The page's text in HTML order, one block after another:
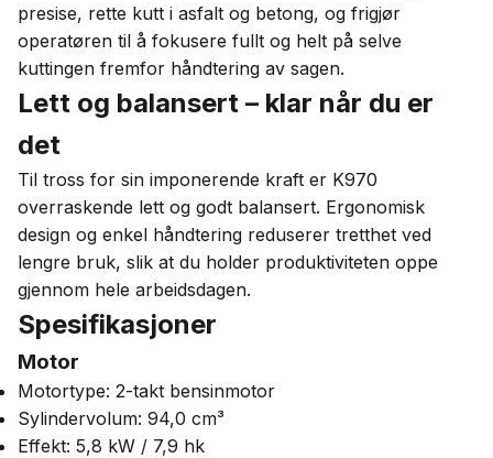
presise, rette kutt i asfalt og betong, og frigjør
operatøren til å fokusere fullt og helt på selve
kuttingen fremfor håndtering av sagen.
Lett og balansert – klar når du er
det
Til tross for sin imponerende kraft er K970
overraskende lett og godt balansert. Ergonomisk
design og enkel håndtering reduserer tretthet ved
lengre bruk, slik at du holder produktiviteten oppe
gjennom hele arbeidsdagen.
Spesifikasjoner
Motor
Motortype: 2-takt bensinmotor
Sylindervolum: 94,0 cm³
Effekt: 5,8 kW / 7,9 hk